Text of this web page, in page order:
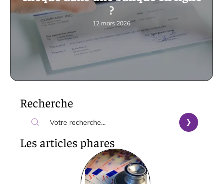
?
12 mars 2026
Recherche
Les articles phares